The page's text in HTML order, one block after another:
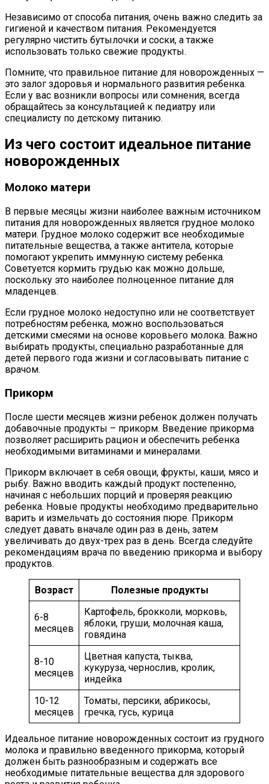
Независимо от способа питания, очень важно следить за
гигиеной и качеством питания. Рекомендуется
регулярно чистить бутылочки и соски, а также
использовать только свежие продукты.
Помните, что правильное питание для новорожденных —
это залог здоровья и нормального развития ребенка.
Если у вас возникли вопросы или сомнения, всегда
обращайтесь за консультацией к педиатру или
специалисту по детскому питанию.
Из чего состоит идеальное питание
новорожденных
Молоко матери
В первые месяцы жизни наиболее важным источником
питания для новорожденных является грудное молоко
матери. Грудное молоко содержит все необходимые
питательные вещества, а также антитела, которые
помогают укрепить иммунную систему ребенка.
Советуется кормить грудью как можно дольше,
поскольку это наиболее полноценное питание для
младенцев.
Если грудное молоко недоступно или не соответствует
потребностям ребенка, можно воспользоваться
детскими смесями на основе коровьего молока. Важно
выбирать продукты, специально разработанные для
детей первого года жизни и согласовывать питание с
врачом.
Прикорм
После шести месяцев жизни ребенок должен получать
добавочные продукты – прикорм. Введение прикорма
позволяет расширить рацион и обеспечить ребенка
необходимыми витаминами и минералами.
Прикорм включает в себя овощи, фрукты, каши, мясо и
рыбу. Важно вводить каждый продукт постепенно,
начиная с небольших порций и проверяя реакцию
ребенка. Новые продукты необходимо предварительно
варить и измельчать до состояния пюре. Прикорм
следует давать вначале один раз в день, затем
увеличивать до двух-трех раз в день. Всегда следуйте
рекомендациям врача по введению прикорма и выбору
продуктов.
Возраст Полезные продукты
6-8
месяцев
Картофель, брокколи, морковь,
яблоки, груши, молочная каша,
говядина
8-10
месяцев
Цветная капуста, тыква,
кукуруза, чернослив, кролик,
индейка
10-12
месяцев
Томаты, персики, абрикосы,
гречка, гусь, курица
Идеальное питание новорожденных состоит из грудного
молока и правильно введенного прикорма, который
должен быть разнообразным и содержать все
необходимые питательные вещества для здорового